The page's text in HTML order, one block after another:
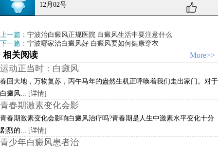
12月02号
上一篇： 宁波治白癜风正规医院 白癜风生活中要注意什么
下一篇： 宁波哪家治白癜风好 白癜风要如何健康穿衣
相关阅读 More>>
运动正当时：白癜风
春回大地，万物复苏，丙午马年的盎然生机正呼唤着我们走出家门。对于
白癜风... [详情]
青春期激素变化会影
青春期激素变化会影响白癜风治疗吗?青春期是人生中激素水平变化十分
剧烈的... [详情]
青少年白癜风患者治